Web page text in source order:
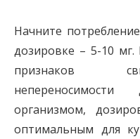
Начните
дозировке – 5-10 мг.
признаков
непереносимости
организмом,
оптимальным для